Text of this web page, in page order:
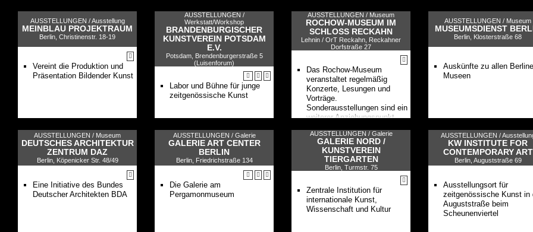
AUSSTELLUNGEN /Ausstellung
MEINBLAU PROJEKTRAUM
Berlin, Christinenstr. 18-19
Vereint die Produktion und
Präsentation Bildender Kunst
AUSSTELLUNGEN /
Werkstatt/Workshop
BRANDENBURGISCHER
KUNSTVEREIN POTSDAM
E.V.
Potsdam, Brendenburgerstraße 5
(Luisenforum)
Labor und Bühne für junge
zeitgenössische Kunst
AUSSTELLUNGEN / Museum
ROCHOW-MUSEUM IM
SCHLOSS RECKAHN
Lehnin / OrT Reckahn, Reckahner
Dorfstraße 27
Das Rochow-Museum
veranstaltet regelmäßig
Konzerte, Lesungen und
Vorträge.
Sonderausstellungen sind ein
weiterer Anziehungspunkt
AUSSTELLUNGEN / Museum
MUSEUMSDIENST
Berlin, Klosterstraße 68
Auskünfte zu allen
Museen
AUSSTELLUNGEN / Museum
DEUTSCHES ARCHITEKTUR
ZENTRUM DAZ
Berlin, Köpenicker Str. 48/49
Eine Initiative des Bundes
Deutscher Architekten BDA
AUSSTELLUNGEN / Galerie
GALERIE ART CENTER
BERLIN
Berlin, Friedrichstraße 134
Die Galerie am
Pergamonmuseum
AUSSTELLUNGEN / Galerie
GALERIE NORD /
KUNSTVEREIN
TIERGARTEN
Berlin, Turmstr. 75
Zentrale Institution für
internationale Kunst,
Wissenschaft und Kultur
AUSSTELLUNGEN /
KW INSTITUTE FOR
CONTEMPORARY ART
Berlin, Auguststraße 69
Ausstellungsort für
zeitgenössische Kunst in
Auguststraße beim
Scheunenviertel